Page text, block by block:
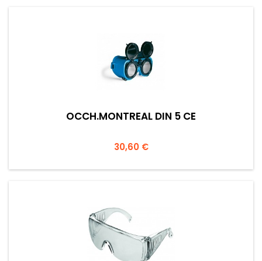
OCCH.MONTREAL DIN 5 CE
Prezzo
30,60 €